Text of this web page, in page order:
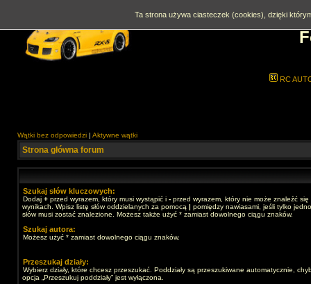
RC
Wątki bez odpowiedzi | Aktywne wątki
Strona główna forum
Szukaj słów kluczowych:
Dodaj + przed wyrazem, który musi wystąpić i - przed wyrazem, który nie może znaleźć się
wynikach. Wpisz listę słów oddzielanych za pomocą | pomiędzy nawiasami, jeśli tylko
słów musi zostać znalezione. Możesz także użyć * zamiast dowolnego ciągu znaków.
Szukaj autora:
Możesz użyć * zamiast dowolnego ciągu znaków.
Przeszukaj działy:
Wybierz działy, które chcesz przeszukać. Poddziały są przeszukiwane automatycznie,
opcja „Przeszukuj poddziały” jest wyłączona.
Ta strona używa ciasteczek (cookies), dzięki